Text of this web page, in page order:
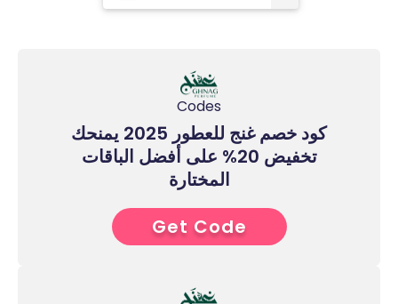
Codes
كود خصم غنج للعطور 2025 يمنحك
تخفيض 20% على أفضل الباقات
المختارة
2****
Get Code